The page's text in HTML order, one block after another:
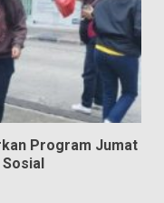
Program Jumat
Sosial